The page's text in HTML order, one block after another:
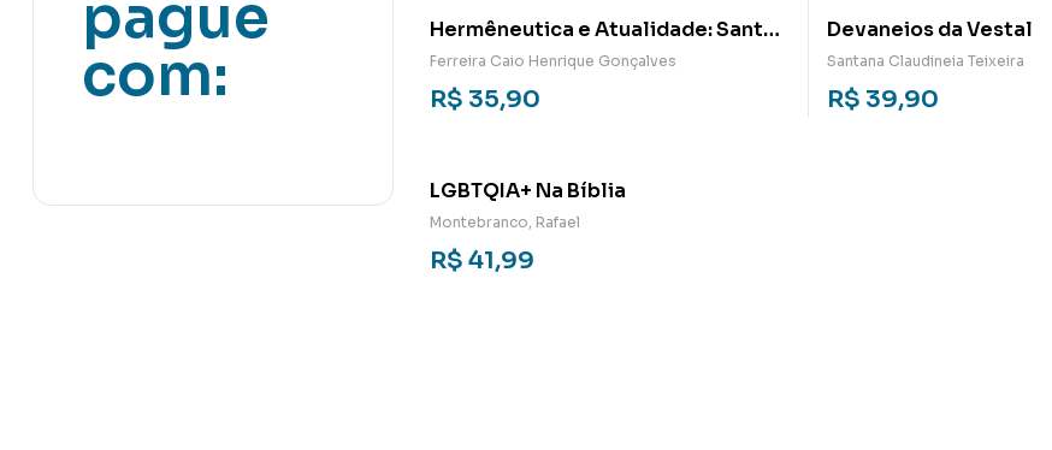
Hermêneutica e Atualidade: Santo
Tomás de Aquino e a felicidade
perfeita
Ferreira Caio Henrique Gonçalves
R$ 35,90
Devaneios da Vestal
Santana Claudineia Teixeira
R$ 39,90
LGBTQIA+ Na Bíblia
Montebranco, Rafael
R$ 41,99
pague
com: